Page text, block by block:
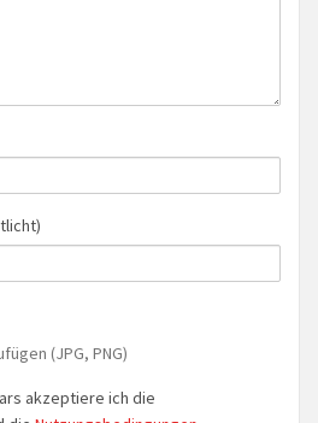
(JPG, PNG)
akzeptiere ich die